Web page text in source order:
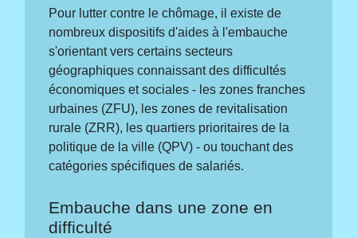
Pour lutter contre le chômage, il existe de
nombreux dispositifs d'aides à l'embauche
s'orientant vers certains secteurs
géographiques connaissant des difficultés
économiques et sociales - les zones franches
urbaines (ZFU), les zones de revitalisation
rurale (ZRR), les quartiers prioritaires de la
politique de la ville (QPV) - ou touchant des
catégories spécifiques de salariés.
Embauche dans une zone en
difficulté